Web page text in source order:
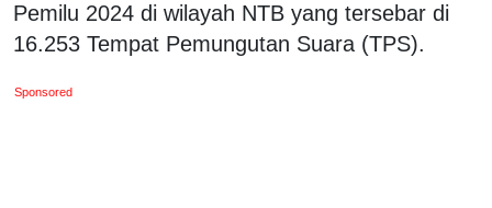
Pemilu 2024 di wilayah NTB yang tersebar di
16.253 Tempat Pemungutan Suara (TPS).
Sponsored